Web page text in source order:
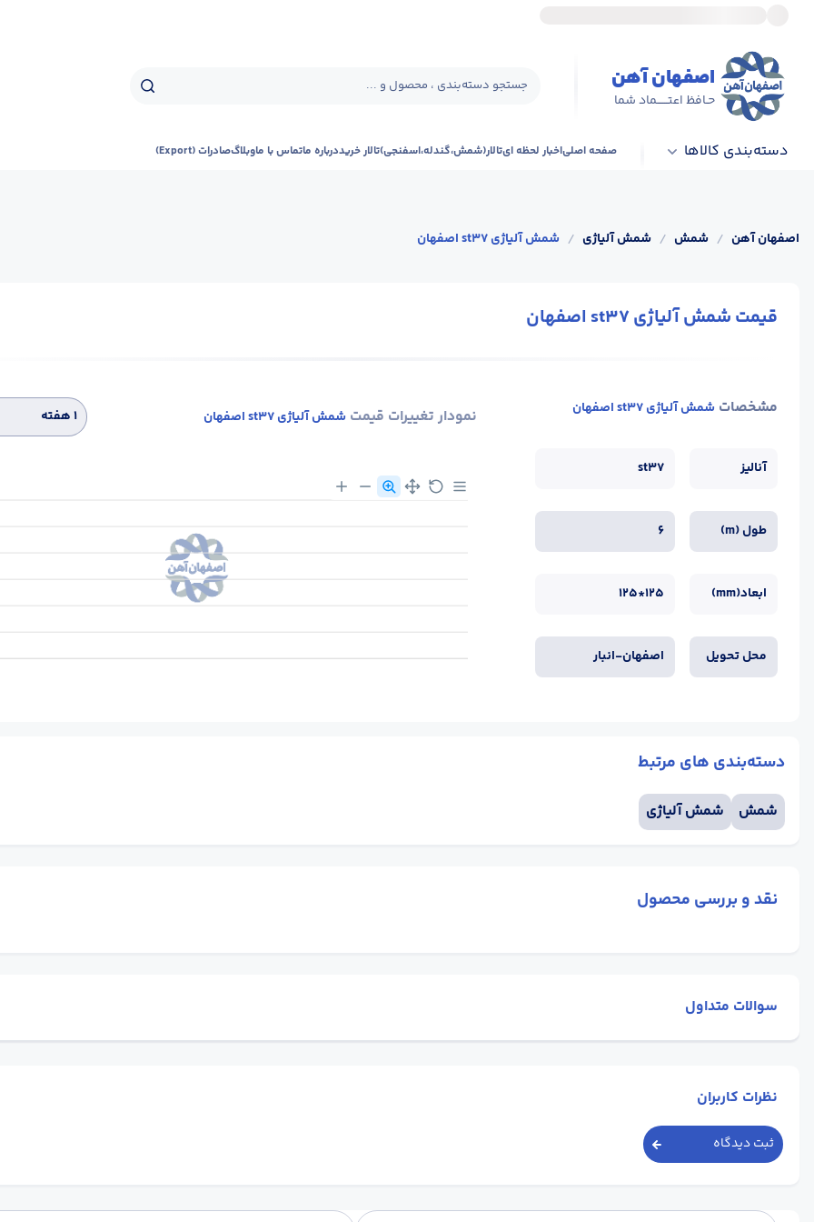
اصفهان آهن
حـافظ اعتــــــماد شما
جستجو دسته‌بندی ، محصول و ...
دسته‌بندی کالاها صفحه اصلیاخبار لحظه ایتالار(شمش،گندله،اسفنجی)تالار خریددرباره ماتماس با ماوبلاگصادرات (Export)
اصفهان آهن / شمش / شمش آلیاژی / شمش آلیاژی st37 اصفهان
قیمت شمش آلیاژی st37 اصفهان
مشخصات شمش آلیاژی st37 اصفهان
آنالیز st37
طول (m) 6
ابعاد(mm) 125*125
محل تحویل اصفهان-انبار
نمودار تغییرات قیمت شمش آلیاژی st37 اصفهان ۱ هفته
دسته‌بندی های مرتبط
شمش شمش آلیاژی
نقد و بررسی محصول
سوالات متداول
نظرات کاربران
ثبت دیدگاه